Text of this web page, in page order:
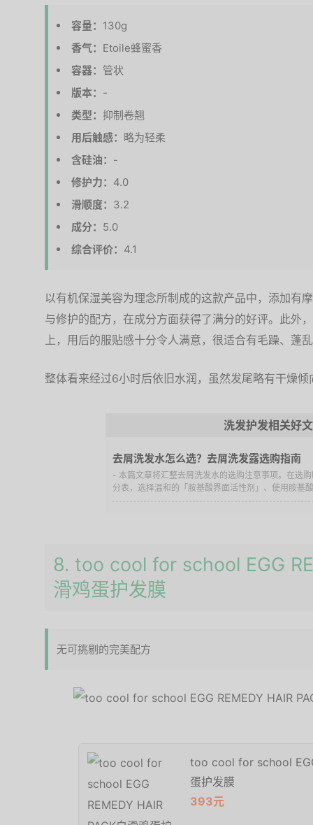
容量： 130g
香气： Etoile蜂蜜香
容器： 管状
版本： -
类型： 抑制卷翘
用后触感： 略为轻柔
含硅油： -
修护力： 4.0
滑顺度： 3.2
成分： 5.0
综合评价： 4.1
以有机保湿美容为理念所制成的这款产品中，添加有
与修护的配方，在成分方面获得了满分的好评。此外
上，用后的服贴感十分令人满意，很适合有毛躁、蓬
整体看来经过6小时后依旧水润，虽然发尾略有干燥
洗发护发相关好
去屑洗发水怎么选？去屑洗发露选购指南
- 本篇文章将汇整去屑洗发水的选购注意事项。在选
分表，选择温和的「胺基酸界面活性剂」、使用胺基
8. too cool for school EGG
滑鸡蛋护发膜
无可挑剔的完美配方
too cool for school
蛋护发膜
393元